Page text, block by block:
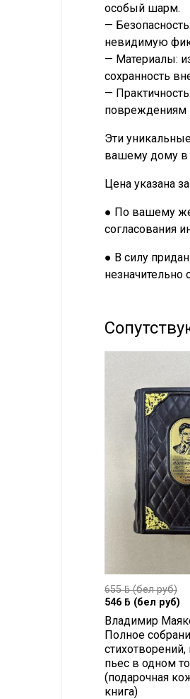
особый шарм.
—
невидимую
— Материалы:
сохранность
—
повреждениям
Эти
вашему дому в
Цена указана
● По вашему
согласования
● В силу
незначительно
655ƃ(бел руб)
546 ƃ (бел руб)
Владимир
Полное
пьес в одном
(подарочная
книга)